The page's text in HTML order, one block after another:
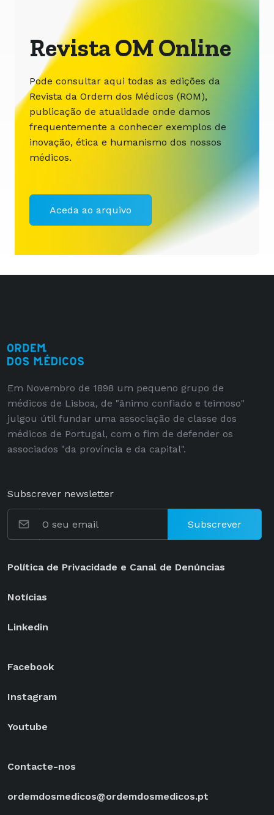
Revista OM Online
Pode consultar aqui todas as edições da
Revista da Ordem dos Médicos (ROM),
publicação de atualidade onde damos
frequentemente a conhecer exemplos de
inovação, ética e humanismo dos nossos
médicos.
Aceda ao arquivo
Em Novembro de 1898 um pequeno grupo de
médicos de Lisboa, de "ânimo confiado e teimoso"
julgou útil fundar uma associação de classe dos
médicos de Portugal, com o fim de defender os
associados "da província e da capital".
Subscrever newsletter
Subscrever
Política de Privacidade e Canal de Denúncias
Notícias
Linkedin
Facebook
Instagram
Youtube
Contacte-nos
ordemdosmedicos@ordemdosmedicos.pt